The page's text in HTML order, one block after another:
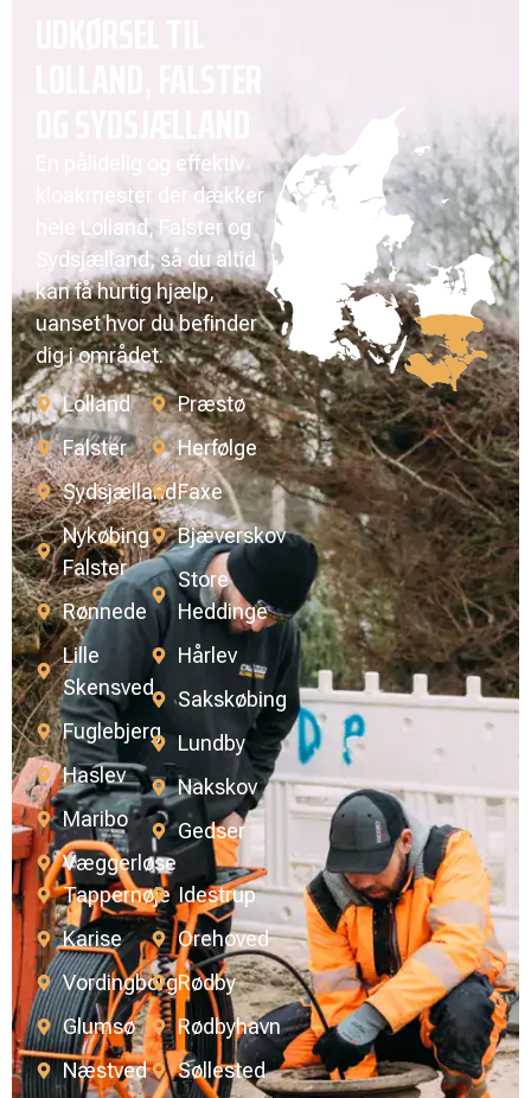
En pålidelig og effektiv
kloakmester der dækker
hele Lolland, Falster og
Sydsjælland, så du altid
kan få hurtig hjælp,
uanset hvor du befinder
dig i området.
Lolland
Falster
Sydsjælland
Nykøbing
Falster
Rønnede
Lille
Skensved
Fuglebjerg
Haslev
Maribo
Væggerløse
Præstø
Herfølge
Faxe
Bjæverskov
Store
Heddinge
Hårlev
Sakskøbing
Lundby
Nakskov
Gedser
Tappernøje
Karise
Vordingborg
Glumsø
Næstved
Idestrup
Orehoved
Rødby
Rødbyhavn
Søllested